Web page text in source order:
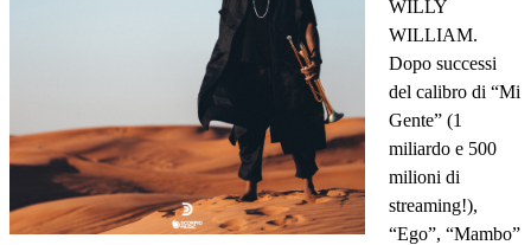
WILLY
WILLIAM.
Dopo successi
del calibro di “Mi
Gente” (1
miliardo e 500
milioni di
streaming!),
“Ego”, “Mambo”